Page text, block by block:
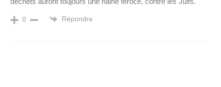
0 Répondre